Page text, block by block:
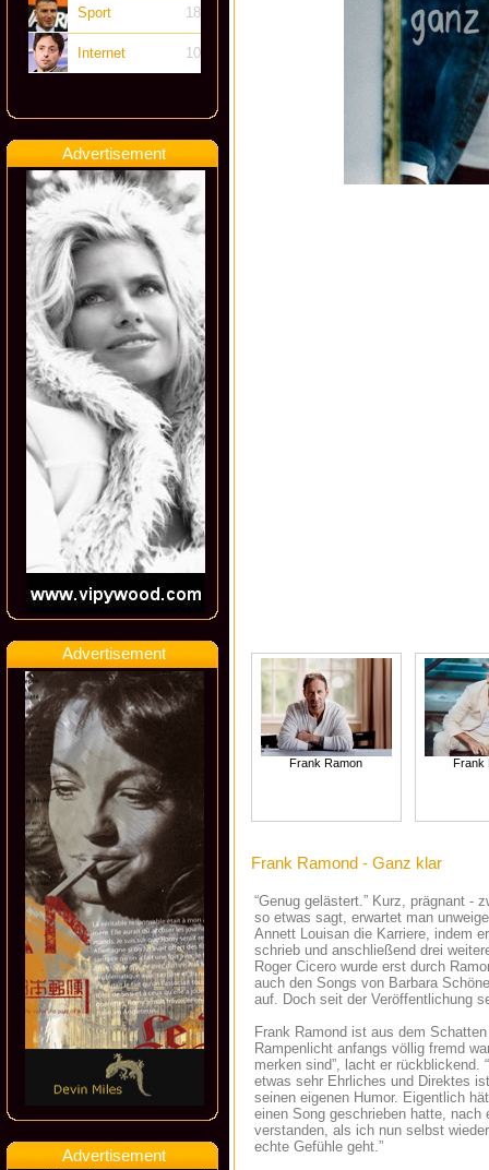
Sport 18
Internet 10
Advertisement
Advertisement
Advertisement
Frank Ramon Frank
Frank Ramond - Ganz klar
“Genug gelästert.” Kurz, prägnant -
so etwas sagt, erwartet man
Annett Louisan die Karriere, indem
schrieb und anschließend drei
Roger Cicero wurde erst durch
auch den Songs von Barbara
auf. Doch seit der Veröffentlichung
Frank Ramond ist aus dem
Rampenlicht anfangs völlig fremd
merken sind”, lacht er
etwas sehr Ehrliches und Direktes
seinen eigenen Humor. Eigentlich
einen Song geschrieben hatte,
verstanden, als ich nun selbst
echte Gefühle geht.”